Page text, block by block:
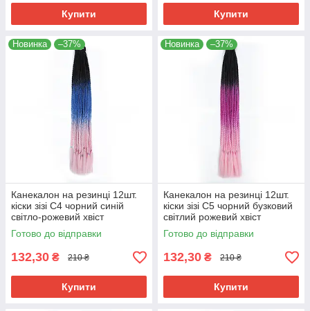
Купити Купити
Новинка –37%
Канекалон на резинці 12шт.
кіски зізі C4 чорний синій
світло-рожевий хвіст
афрокоси омбре 60см 50гр у
зачіску ZiZi
Готово до відправки
132,30 ₴ 210 ₴
Купити
Новинка –37%
Канекалон на резинці 12шт.
кіски зізі C5 чорний бузковий
світлий рожевий хвіст
афрокоси омбре 60см 50гр у
зачіску ZiZi
Готово до відправки
132,30 ₴ 210 ₴
Купити